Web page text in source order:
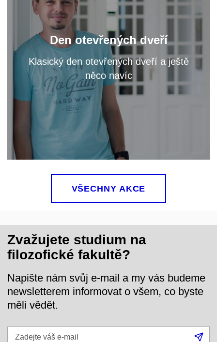
Den otevřených dveří
Klasický den otevřených dveří a ještě
něco navíc
Navštivte nás a zeptejte se na cokoliv, co vás
zajímá, přímo vyučujících svého vysněného
programu.
VÍCE
VŠECHNY AKCE
Zvažujete studium na
filozofické fakultě?
Napište nám svůj e-mail a my vás budeme
newsletterem informovat o všem, co byste
měli vědět.